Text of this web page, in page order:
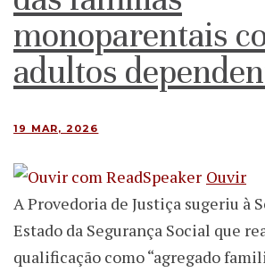
monoparentais
adultos
19 MAR, 2026
Ouvir
A Provedoria de Justiça sugeriu à
Estado da Segurança Social que
qualificação como “agregado